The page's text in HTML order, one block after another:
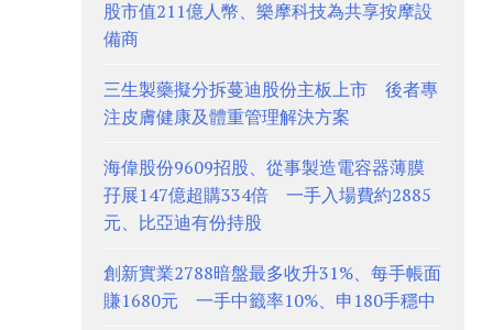
股市值211億人幣、樂摩科技為共享按摩設
備商
三生製藥擬分拆蔓迪股份主板上市 後者專
注皮膚健康及體重管理解決方案
海偉股份9609招股、從事製造電容器薄膜
孖展147億超購334倍 一手入場費約2885
元、比亞迪有份持股
創新實業2788暗盤最多收升31%、每手帳面
賺1680元 一手中籤率10%、申180手穩中